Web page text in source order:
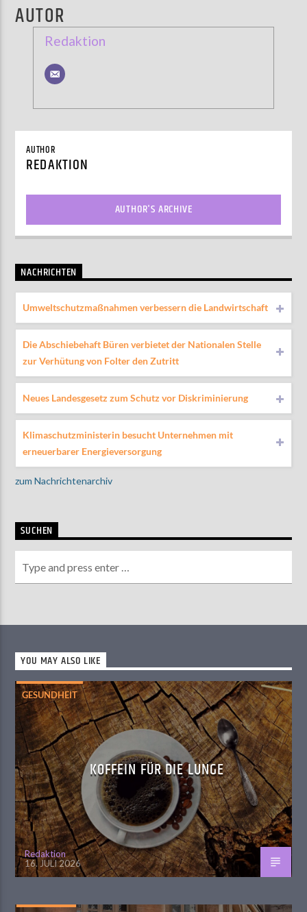
AUTOR
Redaktion
AUTHOR
REDAKTION
AUTHOR'S ARCHIVE
NACHRICHTEN
Umweltschutzmaßnahmen verbessern die Landwirtschaft
Die Abschiebehaft Büren verbietet der Nationalen Stelle
zur Verhütung von Folter den Zutritt
Neues Landesgesetz zum Schutz vor Diskriminierung
Klimaschutzministerin besucht Unternehmen mit
erneuerbarer Energieversorgung
zum Nachrichtenarchiv
SUCHEN
YOU MAY ALSO LIKE
GESUNDHEIT
KOFFEIN FÜR DIE LUNGE
Redaktion
16. JULI 2026